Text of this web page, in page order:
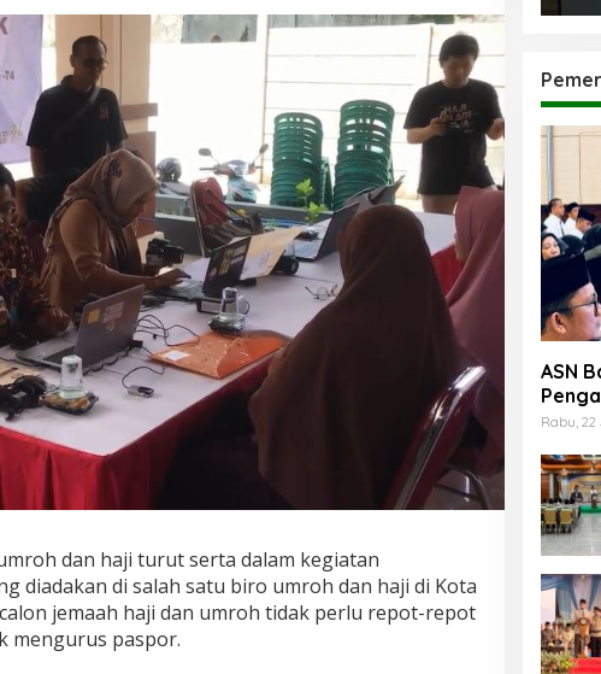
dan haji turut serta dalam kegiatan
diadakan di salah satu biro umroh dan haji di Kota
jemaah haji dan umroh tidak perlu repot-repot
mengurus paspor.
ASN
Rabu, 22